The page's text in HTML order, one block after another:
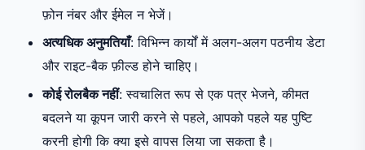
फ़ोन नंबर और ईमेल न भेजें।
अत्यधिक अनुमतियाँ: विभिन्न कार्यों में अलग-अलग पठनीय डेटा
और राइट-बैक फ़ील्ड होने चाहिए।
कोई रोलबैक नहीं: स्वचालित रूप से एक पत्र भेजने, कीमत
बदलने या कूपन जारी करने से पहले, आपको पहले यह पुष्टि
करनी होगी कि क्या इसे वापस लिया जा सकता है।